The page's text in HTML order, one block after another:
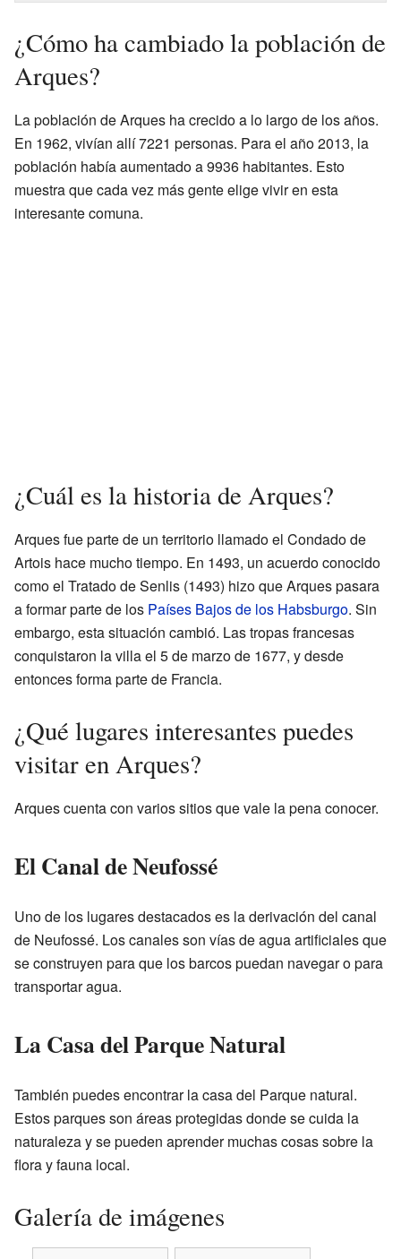
¿Cómo ha cambiado la población de
Arques?
La población de Arques ha crecido a lo largo de los años.
En 1962, vivían allí 7221 personas. Para el año 2013, la
población había aumentado a 9936 habitantes. Esto
muestra que cada vez más gente elige vivir en esta
interesante comuna.
¿Cuál es la historia de Arques?
Arques fue parte de un territorio llamado el Condado de
Artois hace mucho tiempo. En 1493, un acuerdo conocido
como el Tratado de Senlis (1493) hizo que Arques pasara
a formar parte de los Países Bajos de los Habsburgo. Sin
embargo, esta situación cambió. Las tropas francesas
conquistaron la villa el 5 de marzo de 1677, y desde
entonces forma parte de Francia.
¿Qué lugares interesantes puedes
visitar en Arques?
Arques cuenta con varios sitios que vale la pena conocer.
El Canal de Neufossé
Uno de los lugares destacados es la derivación del canal
de Neufossé. Los canales son vías de agua artificiales que
se construyen para que los barcos puedan navegar o para
transportar agua.
La Casa del Parque Natural
También puedes encontrar la casa del Parque natural.
Estos parques son áreas protegidas donde se cuida la
naturaleza y se pueden aprender muchas cosas sobre la
flora y fauna local.
Galería de imágenes